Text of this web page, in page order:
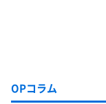
OPコラム